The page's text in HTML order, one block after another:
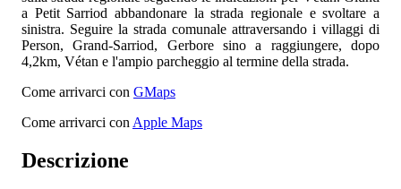
a Petit Sarriod abbandonare la strada regionale e svoltare a
sinistra. Seguire la strada comunale attraversando i villaggi di
Person, Grand-Sarriod, Gerbore sino a raggiungere, dopo
4,2km, Vétan e l'ampio parcheggio al termine della strada.
Come arrivarci con GMaps
Come arrivarci con Apple Maps
Descrizione